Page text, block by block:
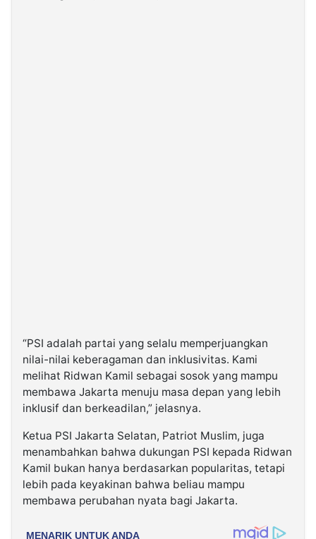
“PSI adalah partai yang selalu memperjuangkan
nilai-nilai keberagaman dan inklusivitas. Kami
melihat Ridwan Kamil sebagai sosok yang mampu
membawa Jakarta menuju masa depan yang lebih
inklusif dan berkeadilan,” jelasnya.
Ketua PSI Jakarta Selatan, Patriot Muslim, juga
menambahkan bahwa dukungan PSI kepada Ridwan
Kamil bukan hanya berdasarkan popularitas, tetapi
lebih pada keyakinan bahwa beliau mampu
membawa perubahan nyata bagi Jakarta.